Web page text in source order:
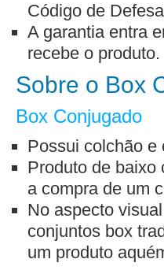
Código de
A garantia entra
recebe o produto.
Sobre o Box
Box Conjugado
Possui colchão
Produto de baixo
a compra de um
No aspecto
conjuntos box
um produto